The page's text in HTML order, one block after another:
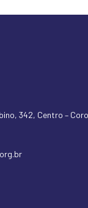
342, Centro –